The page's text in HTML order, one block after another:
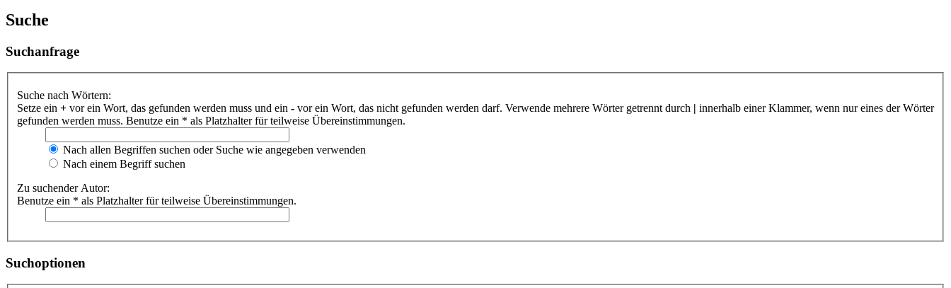
Suche
Suchanfrage
Suche nach Wörtern:
Setze ein + vor ein Wort, das gefunden werden muss und ein - vor ein Wort, das nicht gefunden werden darf. Verwende mehrere Wörter getrennt durch | innerhalb einer Klammer, wenn nur eines der Wörter
gefunden werden muss. Benutze ein * als Platzhalter für teilweise Übereinstimmungen.
Nach allen Begriffen suchen oder Suche wie angegeben verwenden
Nach einem Begriff suchen
Zu suchender Autor:
Benutze ein * als Platzhalter für teilweise Übereinstimmungen.
Suchoptionen